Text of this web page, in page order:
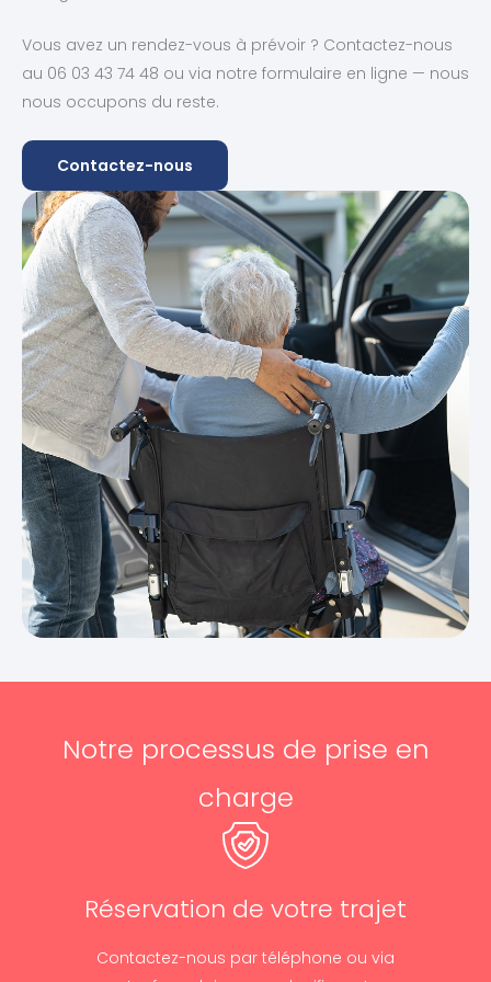
Vous avez un rendez-vous à prévoir ? Contactez-nous
au 06 03 43 74 48 ou via notre formulaire en ligne — nous
nous occupons du reste.
Contactez-nous
Notre processus de prise en
charge
Réservation de votre trajet
Contactez-nous par téléphone ou via